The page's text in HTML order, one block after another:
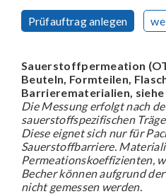
Prüfauftrag anlegen
Sauerstoffpermeation
Beuteln, Formteilen,
Barrierematerialien,
Die Messung erfolgt nach
sauerstoffspezifischen
Diese eignet sich nur für
Sauerstoffbarriere.
Permeationskoeffizienten,
Becher können aufgrund
nicht gemessen werden.